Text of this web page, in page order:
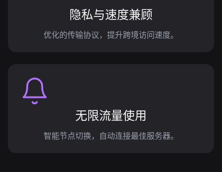
隐私与速度兼顾
优化的传输协议，提升跨境访问速度。
无限流量使用
智能节点切换，自动连接最佳服务器。